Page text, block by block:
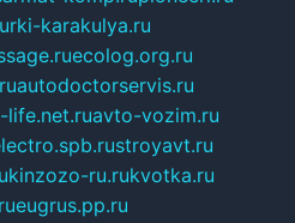
karakulya.ru
ecolog.org.ru
autodoctorservis.ru
life.net.ruavto-vozim.ru
stroyavt.ru
kinzozo-ru.rukvotka.ru
eugrus.pp.ru